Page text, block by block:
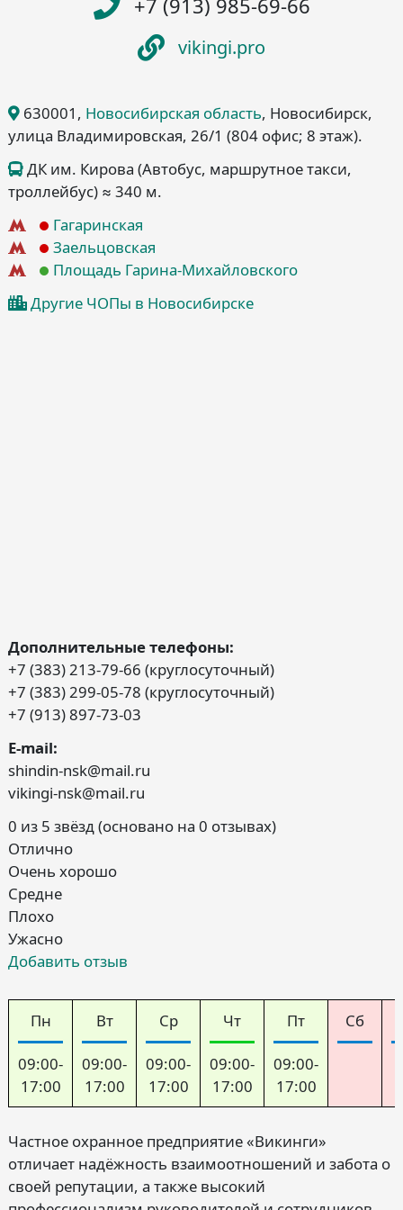
+7 (913) 985-69-66
vikingi.pro
630001 , Новосибирская область, Новосибирск,
улица Владимировская, 26/1 (804 офис; 8 этаж).
ДК им. Кирова (Автобус, маршрутное такси,
троллейбус) ≈ 340 м.
Гагаринская
Заельцовская
Площадь Гарина-Михайловского
Другие ЧОПы в Новосибирске
Дополнительные телефоны:
+7 (383) 213-79-66 (круглосуточный)
+7 (383) 299-05-78 (круглосуточный)
+7 (913) 897-73-03
E-mail:
shindin-nsk@mail.ru
vikingi-nsk@mail.ru
0 из 5 звёзд (основано на 0 отзывах)
Отлично
Очень хорошо
Средне
Плохо
Ужасно
Добавить отзыв
Пн
09:00-
17:00
Вт
09:00-
17:00
Ср
09:00-
17:00
Чт
09:00-
17:00
Пт
09:00-
17:00
Сб
Частное охранное предприятие «Викинги»
отличает надёжность взаимоотношений и забота о
своей репутации, а также высокий